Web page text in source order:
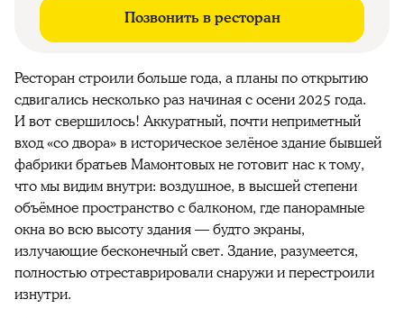
Позвонить в ресторан
Ресторан строили больше года, а планы по открытию
сдвигались несколько раз начиная с осени 2025 года.
И вот свершилось! Аккуратный, почти неприметный
вход «со двора» в историческое зелёное здание бывшей
фабрики братьев Мамонтовых не готовит нас к тому,
что мы видим внутри: воздушное, в высшей степени
объёмное пространство с балконом, где панорамные
окна во всю высоту здания — будто экраны,
излучающие бесконечный свет. Здание, разумеется,
полностью отреставрировали снаружи и перестроили
изнутри.